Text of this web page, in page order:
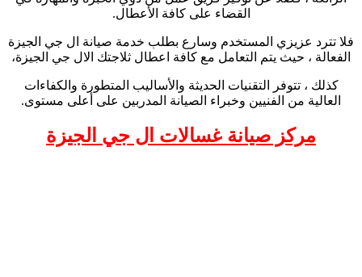
القضاء على كافة الأعطال.
فلا تترد عزيزي المستخدم وسارع بطلب خدمة صيانة ال جي الجيزة
الفعالة ، حيث يتم التعامل مع كافة اعطال ثلاجتك الال جي الجيزة،
كذلك ، تتوفر التقنيات الحديثة والأساليب المتطورة والكفاءات
العالية من الفنيين وخبراء الصيانة المدربين على أعلى مستوى.
مركز صيانة غسالات ال جي الجيزة